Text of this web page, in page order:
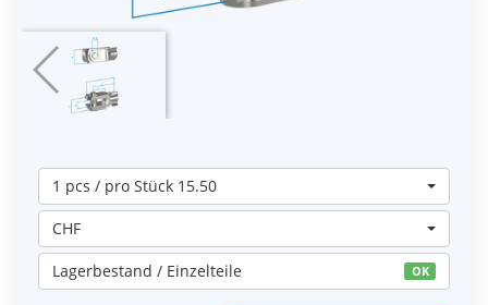
1 pcs / pro Stück 15.50
CHF
Lagerbestand / Einzelteile OK